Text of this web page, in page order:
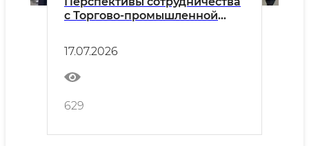
с Торгово-промышленной
17.07.2026
629